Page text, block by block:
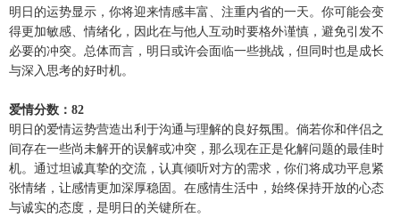
明日的运势显示，你将迎来情感丰富、注重内省的一天。你可能会变
得更加敏感、情绪化，因此在与他人互动时要格外谨慎，避免引发不
必要的冲突。总体而言，明日或许会面临一些挑战，但同时也是成长
与深入思考的好时机。
爱情分数：82
明日的爱情运势营造出利于沟通与理解的良好氛围。倘若你和伴侣之
间存在一些尚未解开的误解或冲突，那么现在正是化解问题的最佳时
机。通过坦诚真挚的交流，认真倾听对方的需求，你们将成功平息紧
张情绪，让感情更加深厚稳固。在感情生活中，始终保持开放的心态
与诚实的态度，是明日的关键所在。